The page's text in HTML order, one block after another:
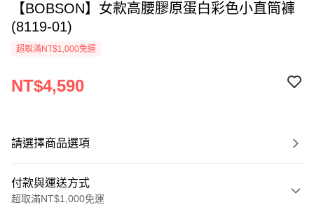
【BOBSON】女款高腰膠原蛋白彩色小直筒褲
(8119-01)
超取滿NT$1,000免運
NT$4,590
請選擇商品選項
付款與運送方式
超取滿NT$1,000免運